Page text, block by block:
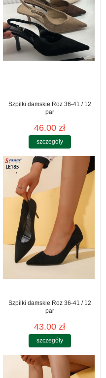
Szpilki damskie Roz 36-41 / 12
par
46.00 zł
szczegóły
Szpilki damskie Roz 36-41 / 12
par
43.00 zł
szczegóły